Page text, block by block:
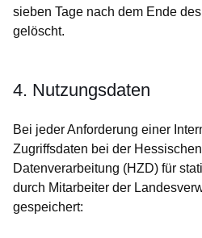
sieben Tage nach dem Ende
gelöscht.
4. Nutzungsdaten
Bei jeder Anforderung einer
Zugriffsdaten bei der
Datenverarbeitung (HZD) für
durch Mitarbeiter der
gespeichert: